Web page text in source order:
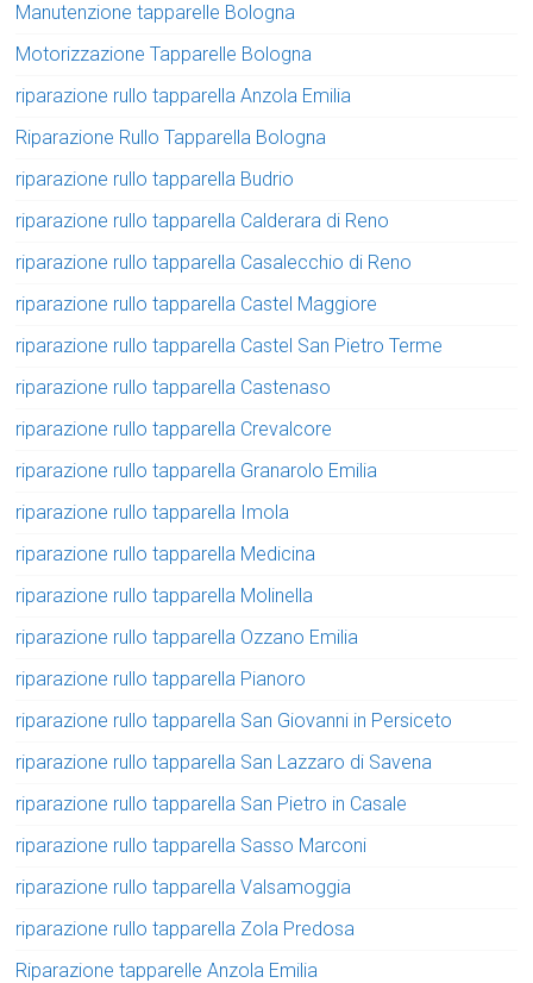
Manutenzione tapparelle Bologna
Motorizzazione Tapparelle Bologna
riparazione rullo tapparella Anzola Emilia
Riparazione Rullo Tapparella Bologna
riparazione rullo tapparella Budrio
riparazione rullo tapparella Calderara di Reno
riparazione rullo tapparella Casalecchio di Reno
riparazione rullo tapparella Castel Maggiore
riparazione rullo tapparella Castel San Pietro Terme
riparazione rullo tapparella Castenaso
riparazione rullo tapparella Crevalcore
riparazione rullo tapparella Granarolo Emilia
riparazione rullo tapparella Imola
riparazione rullo tapparella Medicina
riparazione rullo tapparella Molinella
riparazione rullo tapparella Ozzano Emilia
riparazione rullo tapparella Pianoro
riparazione rullo tapparella San Giovanni in Persiceto
riparazione rullo tapparella San Lazzaro di Savena
riparazione rullo tapparella San Pietro in Casale
riparazione rullo tapparella Sasso Marconi
riparazione rullo tapparella Valsamoggia
riparazione rullo tapparella Zola Predosa
Riparazione tapparelle Anzola Emilia